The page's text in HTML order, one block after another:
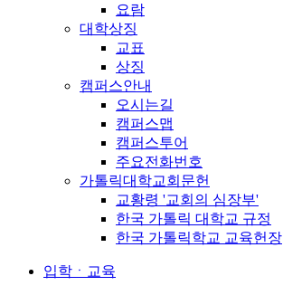
요람
대학상징
교표
상징
캠퍼스안내
오시는길
캠퍼스맵
캠퍼스투어
주요전화번호
가톨릭대학교회문헌
교황령 '교회의 심장부'
한국 가톨릭 대학교 규정
한국 가톨릭학교 교육헌장
입학ㆍ교육